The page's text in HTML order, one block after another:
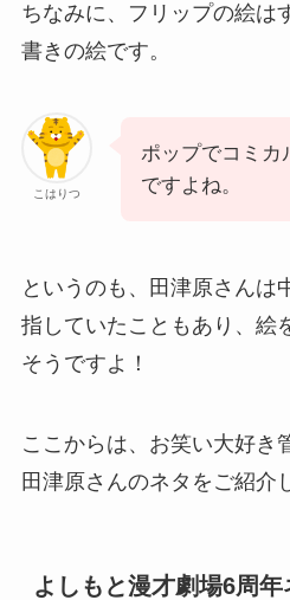
ちなみに、フリップの絵は
書きの絵です。
こはりつ
ポップでコミカ
ですよね。
というのも、田津原さんは
指していたこともあり、絵
そうですよ！
ここからは、お笑い大好き
田津原さんのネタをご紹介
よしもと漫才劇場6周年